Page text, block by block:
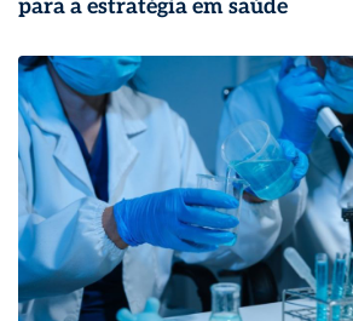
para a estratégia em saúde